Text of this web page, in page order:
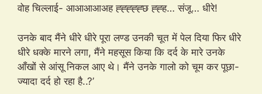
वोह चिल्लाई- आआआआअह ह्ह्ह्ह्ह्छ ह्ह्ह… संजू… धीरे!
उनके बाद मैंने धीरे धीरे पूरा लण्ड उनकी चूत में पेल दिया फिर धीरे
धीरे धक्के मारने लगा, मैंने महसूस किया कि दर्द के मारे उनके
आँखों से आंसू निकल आए थे। मैंने उनके गालो को चूम कर पूछा-
ज्यादा दर्द हो रहा है..?’